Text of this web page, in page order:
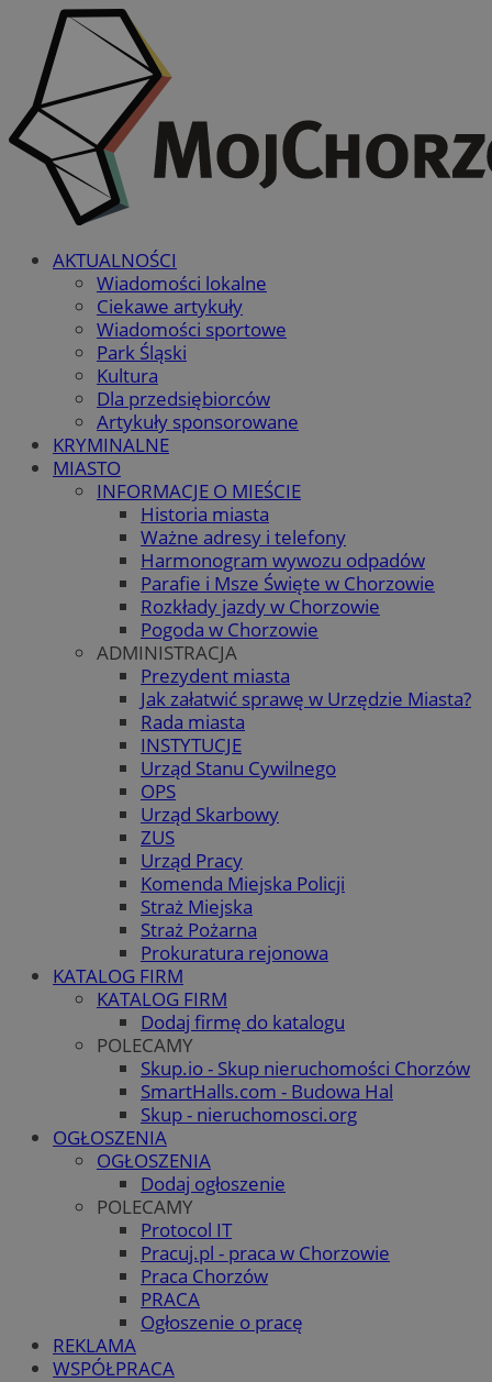
AKTUALNOŚCI
Wiadomości lokalne
Ciekawe artykuły
Wiadomości sportowe
Park Śląski
Kultura
Dla przedsiębiorców
Artykuły sponsorowane
KRYMINALNE
MIASTO
INFORMACJE O MIEŚCIE
Historia miasta
Ważne adresy i telefony
Harmonogram wywozu odpadów
Parafie i Msze Święte w Chorzowie
Rozkłady jazdy w Chorzowie
Pogoda w Chorzowie
ADMINISTRACJA
Prezydent miasta
Jak załatwić sprawę w Urzędzie Miasta?
Rada miasta
INSTYTUCJE
Urząd Stanu Cywilnego
OPS
Urząd Skarbowy
ZUS
Urząd Pracy
Komenda Miejska Policji
Straż Miejska
Straż Pożarna
Prokuratura rejonowa
KATALOG FIRM
KATALOG FIRM
Dodaj firmę do katalogu
POLECAMY
Skup.io - Skup nieruchomości Chorzów
SmartHalls.com - Budowa Hal
Skup - nieruchomosci.org
OGŁOSZENIA
OGŁOSZENIA
Dodaj ogłoszenie
POLECAMY
Protocol IT
Pracuj.pl - praca w Chorzowie
Praca Chorzów
PRACA
Ogłoszenie o pracę
REKLAMA
WSPÓŁPRACA